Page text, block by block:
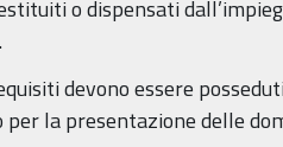
o dispensati
devono essere
la presentazione delle